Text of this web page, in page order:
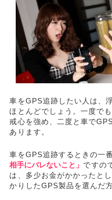
車をGPS追跡したい人は、
ほとんどでしょう。一度で
戒心を強め、二度と車で
あります。
車をGPS追跡するときの一
相手にバレないこと」 ですの
は、多少お金がかかったと
かりしたGPS製品を選んだ